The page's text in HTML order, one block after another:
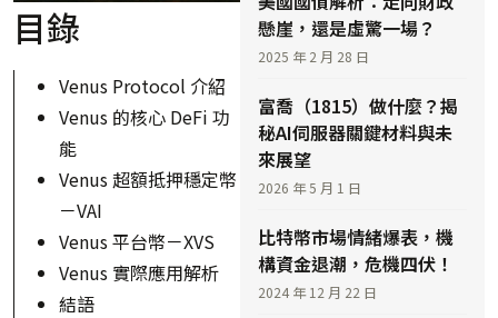
目錄
Venus Protocol 介紹
Venus 的核心 DeFi 功
能
Venus 超額抵押穩定幣
－VAI
Venus 平台幣－XVS
Venus 實際應用解析
結語
懸崖，還是虛驚一場？
2025 年 2 月 28 日
富喬（1815）做什麼？揭
秘AI伺服器關鍵材料與未
來展望
2026 年 5 月 1 日
比特幣市場情緒爆表，機
構資金退潮，危機四伏！
2024 年 12 月 22 日